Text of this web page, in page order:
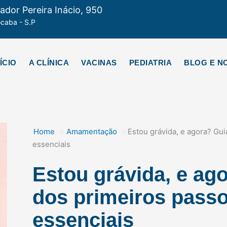
Pereira Inácio, 950
- S.P
A CLÍNICA VACINAS PEDIATRIA BLOG E
Home Amamentação
Estou grávida, e agora?
essenciais
Estou grávida, e
dos primeiros
essenciais